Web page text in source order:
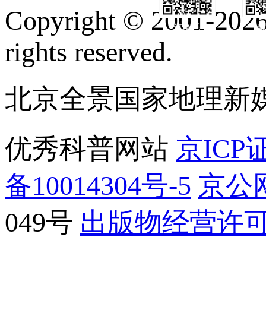
订阅号
Copyright © 2001-
rights reserved.
北京全景国家地理新
优秀科普网站 京ICP
备10014304号-5 京公
049号 出版物经营许